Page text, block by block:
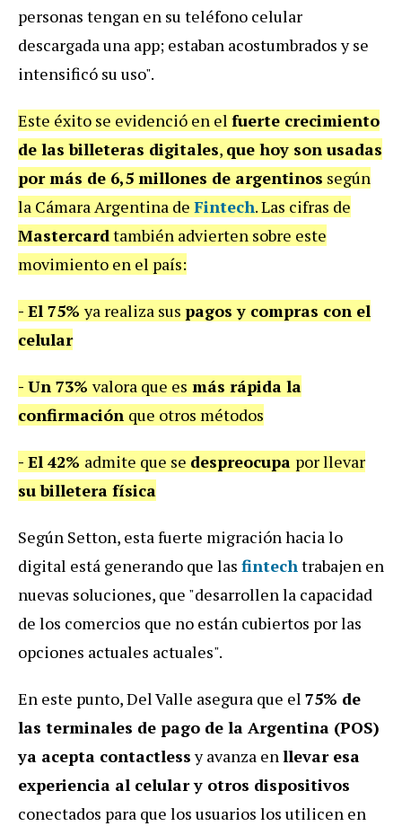
personas tengan en su teléfono celular
descargada una app; estaban acostumbrados y se
intensificó su uso".
Este éxito se evidenció en el fuerte crecimiento
de las billeteras digitales, que hoy son usadas
por más de 6,5 millones de argentinos según
la Cámara Argentina de Fintech. Las cifras de
Mastercardtambién advierten sobre este
movimiento en el país:
- El 75%ya realiza sus pagos y compras con el
celular
- Un 73% valora que es más rápida la
confirmación que otros métodos
- El 42% admite que se despreocupa por llevar
su billetera física
Según Setton, esta fuerte migración hacia lo
digital está generando que las fintechtrabajen en
nuevas soluciones, que "desarrollen la capacidad
de los comercios que no están cubiertos por las
opciones actuales actuales".
En este punto, Del Valle asegura que el 75% de
las terminales de pago de la Argentina (POS)
ya acepta contactlessy avanza enllevar esa
experiencia al celular y otros dispositivos
conectados para que los usuarios los utilicen en